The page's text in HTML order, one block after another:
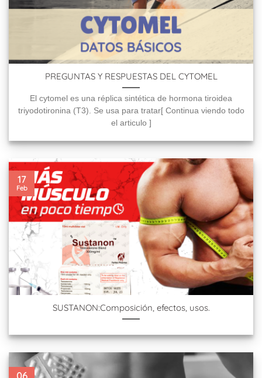
PREGUNTAS Y RESPUESTAS DEL CYTOMEL
El cytomel es una réplica sintética de hormona tiroidea
triyodotironina (T3). Se usa para tratar[ Continua viendo todo
el articulo ]
SUSTANON:Composición, efectos, usos.
17
Feb